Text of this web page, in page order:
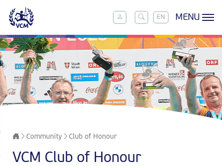
EN MENU
Community Club of Honour
VCM Club of Honour